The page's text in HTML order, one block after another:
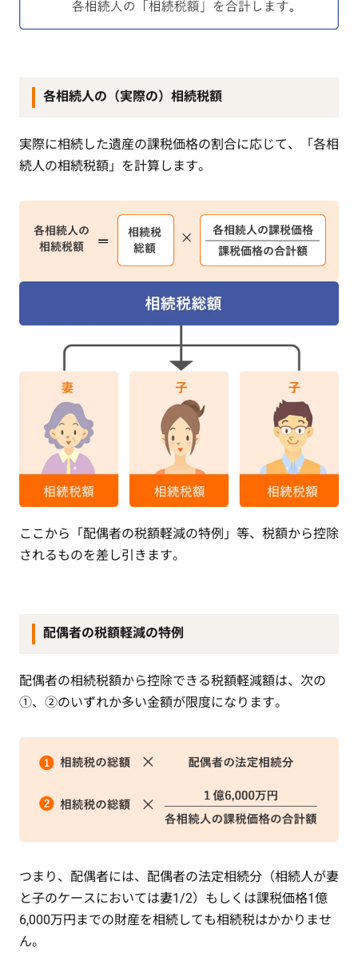
各相続人の（実際の）相続税額
実際に相続した遺産の課税価格の割合に応じて、「各相
続人の相続税額」を計算します。
ここから「配偶者の税額軽減の特例」等、税額から控除
されるものを差し引きます。
配偶者の税額軽減の特例
配偶者の相続税額から控除できる税額軽減額は、次の
①、②のいずれか多い金額が限度になります。
つまり、配偶者には、配偶者の法定相続分（相続人が妻
と子のケースにおいては妻1/2）もしくは課税価格1億
6,000万円までの財産を相続しても相続税はかかりませ
ん。